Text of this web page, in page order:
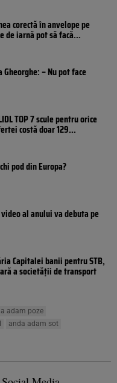
corectă în anvelope pe
de iarnă pot să facă...
Gheorghe: – Nu pot face
TOP 7 scule pentru orice
costă doar 129...
pod din Europa?
al anului va debuta pe
Capitalei banii pentru STB,
a societății de transport
adam poze
anda adam sot